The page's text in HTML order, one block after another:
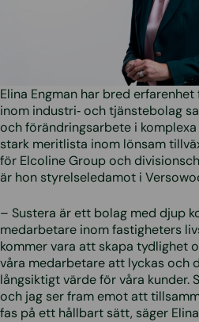
Elina Engman har bred
inom industri‑ och tjänstebolag
och förändringsarbete i
stark meritlista inom lönsam
för Elcoline Group och
är hon styrelseledamot i
– Sustera är ett bolag med djup
medarbetare inom fastigheters
kommer vara att skapa tydlighet
våra medarbetare att lyckas och
långsiktigt värde för våra kunder.
och jag ser fram emot att
fas på ett hållbart sätt, säger